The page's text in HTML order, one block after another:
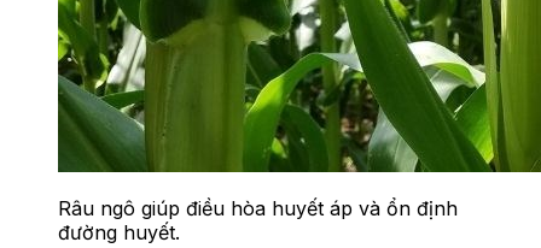
Râu ngô giúp điều hòa huyết áp và ổn định
đường huyết.